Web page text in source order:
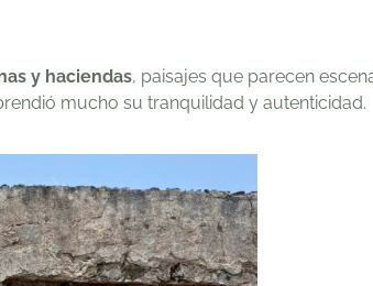
y haciendas, paisajes que parecen
mucho su tranquilidad y autenticidad.